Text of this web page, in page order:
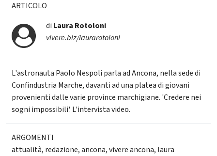
ARTICOLO
di Laura Rotoloni
vivere.biz/laurarotoloni
L'astronauta Paolo Nespoli parla ad Ancona, nella sede di
Confindustria Marche, davanti ad una platea di giovani
provenienti dalle varie province marchigiane. 'Credere nei
sogni impossibili'. L'intervista video.
ARGOMENTI
attualità, redazione,ancona,vivere ancona, laura